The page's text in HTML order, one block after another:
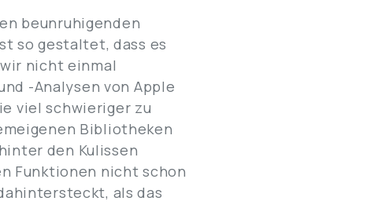
beunruhigenden
so gestaltet, dass es
nicht einmal
-Analysen von Apple
viel schwieriger zu
Bibliotheken
den Kulissen
Funktionen nicht schon
als das